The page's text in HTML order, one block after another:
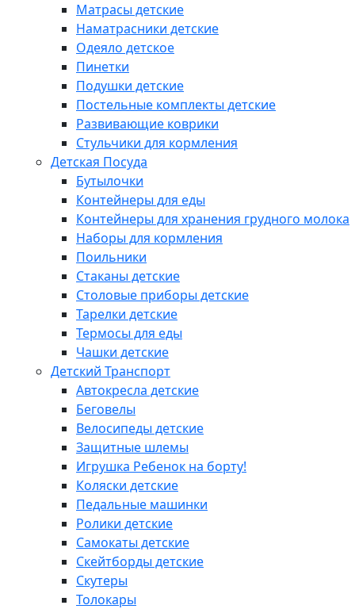
Матрасы детские
Наматрасники детские
Одеяло детское
Пинетки
Подушки детские
Постельные комплекты детские
Развивающие коврики
Стульчики для кормления
Детская Посуда
Бутылочки
Контейнеры для еды
Контейнеры для хранения грудного молока
Наборы для кормления
Поильники
Стаканы детские
Столовые приборы детские
Тарелки детские
Термосы для еды
Чашки детские
Детский Транспорт
Автокресла детские
Беговелы
Велосипеды детские
Защитные шлемы
Игрушка Ребенок на борту!
Коляски детские
Педальные машинки
Ролики детские
Самокаты детские
Скейтборды детские
Скутеры
Толокары